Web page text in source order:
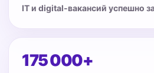
IT и digital-вакансий успешно
175 000+